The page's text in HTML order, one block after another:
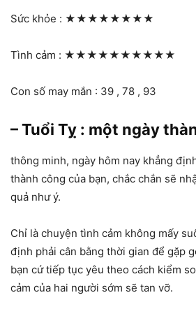
Sức khỏe : ★★★★★★★★
Tình cảm : ★★★★★★★★★★
Con số may mắn : 39 , 78 , 93
– Tuổi Tỵ : một ngày
thông minh, ngày hôm nay khẳng
thành công của bạn, chắc chắn sẽ
quả như ý.
Chỉ là chuyện tình cảm không mấy
định phải cân bằng thời gian để gặp
bạn cứ tiếp tục yêu theo cách kiểm
cảm của hai người sớm sẽ tan vỡ.